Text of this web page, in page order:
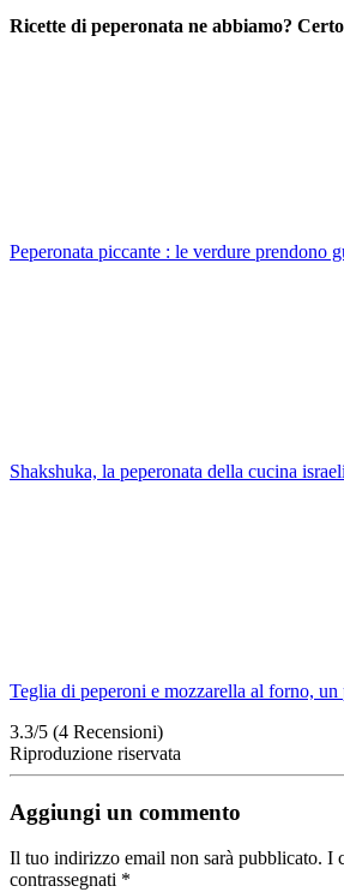
Ricette di peperonata ne abbiamo?
Peperonata piccante : le verdure prendono
Shakshuka, la peperonata della cucina
Teglia di peperoni e mozzarella al forno, un
3.3/5 (4 Recensioni)
Riproduzione riservata
Aggiungi un commento
Il tuo indirizzo email non sarà pubblicato. I
contrassegnati *